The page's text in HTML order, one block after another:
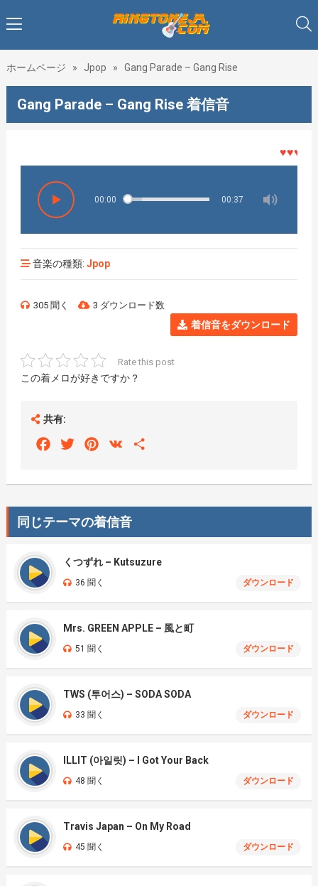
ホームページ » Jpop » Gang Parade – Gang Rise
Gang Parade – Gang Rise 着信音
♥♥♥着メ
00:00 00:37
音楽の種類: Jpop
305 聞く 3 ダウンロード数
着信音をダウンロード
Rate this post
この着メロが好きですか？
共有:
FacebookTwitterPinterest
VK
同じテーマの着信音
くつずれ – Kutsuzure
36 聞く ダウンロード
Mrs. GREEN APPLE – 風と町
51 聞く ダウンロード
TWS (투어스) – SODA SODA
33 聞く ダウンロード
ILLIT (아일릿) – I Got Your Back
48 聞く ダウンロード
Travis Japan – On My Road
45 聞く ダウンロード